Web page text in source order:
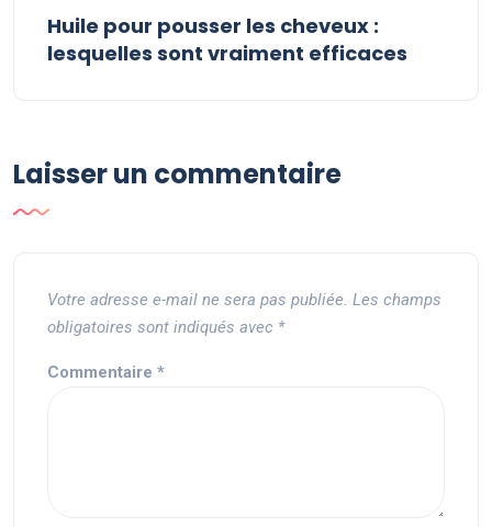
Huile pour pousser les cheveux :
lesquelles sont vraiment efficaces
Laisser un commentaire
Votre adresse e-mail ne sera pas publiée. Les champs
obligatoires sont indiqués avec *
Commentaire *